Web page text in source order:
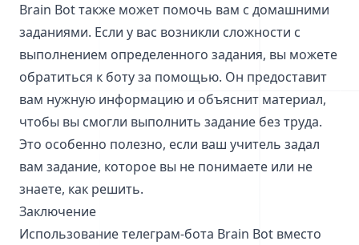
Brain Bot также может помочь вам с домашними
заданиями. Если у вас возникли сложности с
выполнением определенного задания, вы можете
обратиться к боту за помощью. Он предоставит
вам нужную информацию и объяснит материал,
чтобы вы смогли выполнить задание без труда.
Это особенно полезно, если ваш учитель задал
вам задание, которое вы не понимаете или не
знаете, как решить.
Заключение
Использование телеграм-бота Brain Bot вместо